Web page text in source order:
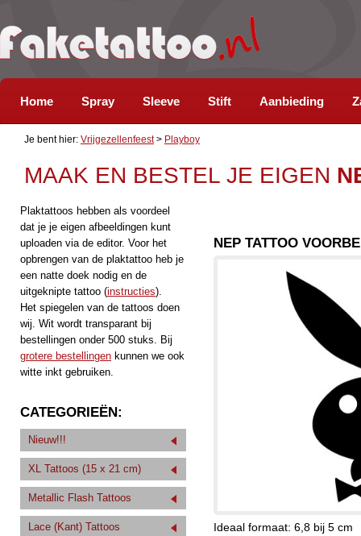
Home Spray Sleeve Stift Aanbieding
Je bent hier: Vrijgezellenfeest> Playboy
MAAK EN BESTEL JE EIGEN
Plaktattoos hebben als voordeel
dat je je eigen afbeeldingen kunt
uploaden via de editor. Voor het
opbrengen van de plaktattoo heb je
een natte doek nodig en de
uitgeknipte tattoo (instructies).
Het spiegelen van de tattoos doen
wij. Wit wordt transparant bij
bestellingen onder 500 stuks. Bij
grotere bestellingen kunnen we ook
witte inkt gebruiken.
CATEGORIEËN:
Nieuw!!!
XL Tattoos (15 x 21 cm)
Metallic Flash Tattoos
Lace (Kant) Tattoos
NEP TATTOO
Ideaal formaat: 6,8 bij 5 cm